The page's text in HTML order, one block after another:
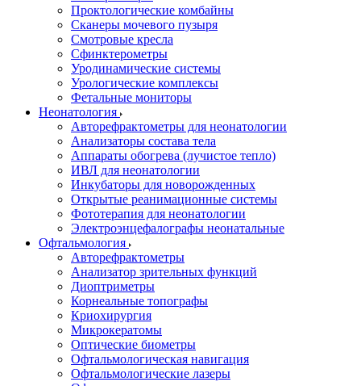
Проктологические комбайны
Сканеры мочевого пузыря
Смотровые кресла
Сфинктерометры
Уродинамические системы
Урологические комплексы
Фетальные мониторы
Неонатология
Авторефрактометры для неонатологии
Анализаторы состава тела
Аппараты обогрева (лучистое тепло)
ИВЛ для неонатологии
Инкубаторы для новорожденных
Открытые реанимационные системы
Фототерапия для неонатологии
Электроэнцефалографы неонатальные
Офтальмология
Авторефрактометры
Анализатор зрительных функций
Диоптриметры
Корнеальные топографы
Криохирургия
Микрокератомы
Оптические биометры
Офтальмологическая навигация
Офтальмологические лазеры